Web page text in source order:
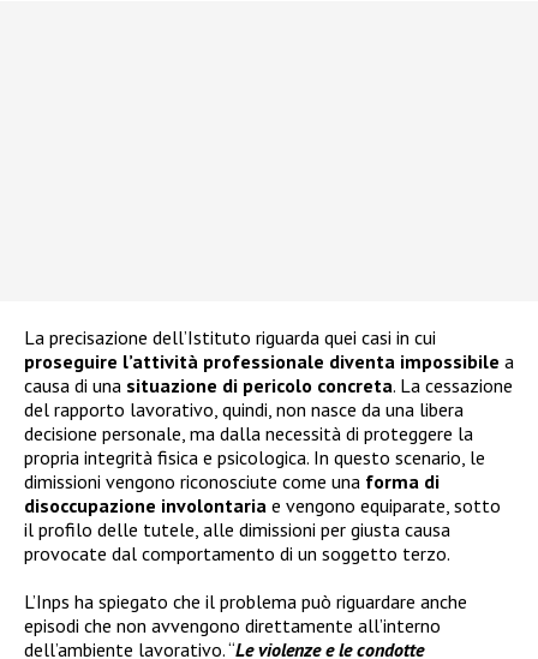
La precisazione dell’Istituto riguarda quei casi in cui
proseguire l’attività professionale diventa impossibile a
causa di una situazione di pericolo concreta. La cessazione
del rapporto lavorativo, quindi, non nasce da una libera
decisione personale, ma dalla necessità di proteggere la
propria integrità fisica e psicologica. In questo scenario, le
dimissioni vengono riconosciute come una forma di
disoccupazione involontaria e vengono equiparate, sotto
il profilo delle tutele, alle dimissioni per giusta causa
provocate dal comportamento di un soggetto terzo.
L’Inps ha spiegato che il problema può riguardare anche
episodi che non avvengono direttamente all’interno
dell’ambiente lavorativo. “Le violenze e le condotte